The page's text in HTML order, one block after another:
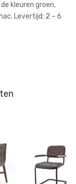
kleuren groen,
Levertijd: 2 – 6